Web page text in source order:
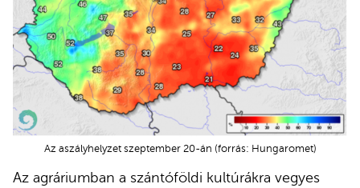
Az aszályhelyzet szeptember 20-án (forrás: Hungaromet)
Az agráriumban a szántóföldi kultúrákra vegyes